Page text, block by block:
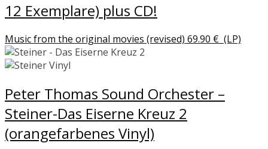
12 Exemplare) plus CD!
Music from the original movies (revised) 69.90 € (LP)
Peter Thomas Sound Orchester –
Steiner-Das Eiserne Kreuz 2
(orangefarbenes Vinyl)